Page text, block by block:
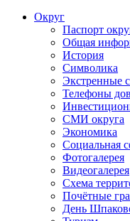
Округ
Паспорт
Общая
История
Символика
Экстренные
Телефоны
СМИ округа
Экономика
Социальная
Фотогалерея
Видеогалерея
Схема
Почётные
День